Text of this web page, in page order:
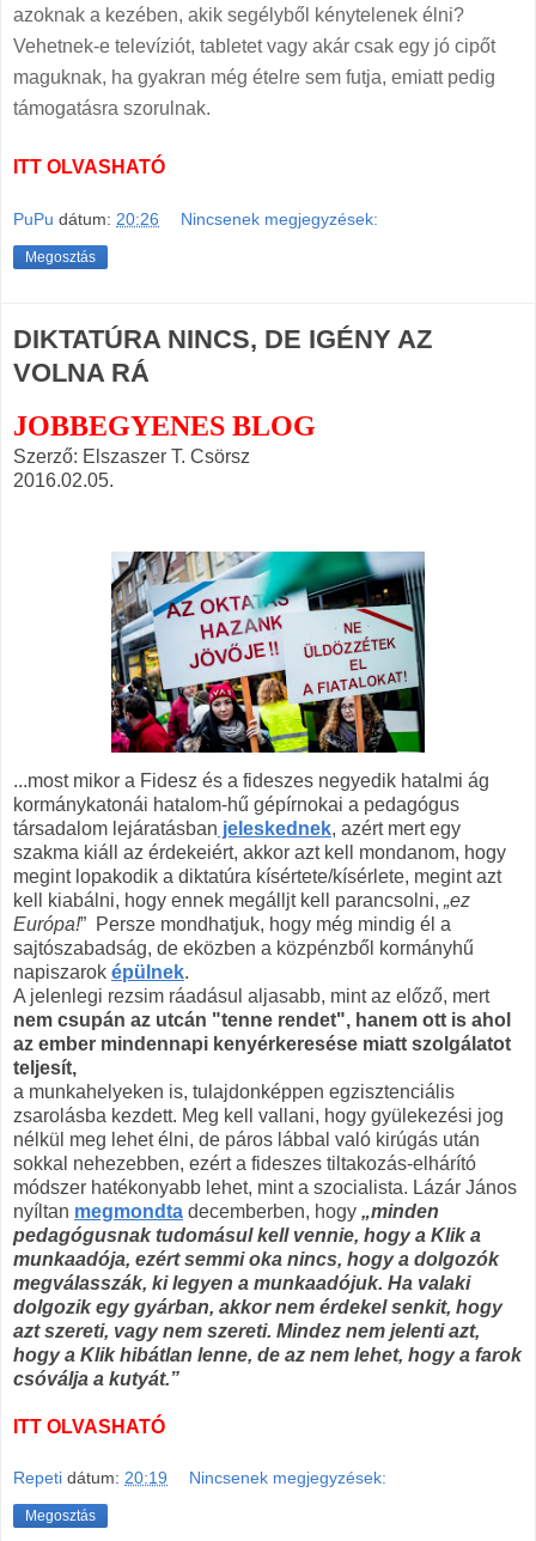
azoknak a kezében, akik segélyből kénytelenek élni?
Vehetnek-e televíziót, tabletet vagy akár csak egy jó cipőt
maguknak, ha gyakran még ételre sem futja, emiatt pedig
támogatásra szorulnak.
ITT OLVASHATÓ
PuPu dátum: 20:26 Nincsenek megjegyzések:
Megosztás
DIKTATÚRA NINCS, DE IGÉNY AZ
VOLNA RÁ
JOBBEGYENES BLOG
Szerző: Elszaszer T. Csörsz
2016.02.05.
...most mikor a Fidesz és a fideszes negyedik hatalmi ág
kormánykatonái hatalom-hű gépírnokai a pedagógus
társadalom lejáratásban jeleskednek, azért mert egy
szakma kiáll az érdekeiért, akkor azt kell mondanom, hogy
megint lopakodik a diktatúra kísértete/kísérlete, megint azt
kell kiabálni, hogy ennek megálljt kell parancsolni, „ez
Európa!” Persze mondhatjuk, hogy még mindig él a
sajtószabadság, de eközben a közpénzből kormányhű
napiszarok épülnek.
A jelenlegi rezsim ráadásul aljasabb, mint az előző, mert
nem csupán az utcán "tenne rendet", hanem ott is ahol
az ember mindennapi kenyérkeresése miatt szolgálatot
teljesít,
a munkahelyeken is, tulajdonképpen egzisztenciális
zsarolásba kezdett. Meg kell vallani, hogy gyülekezési jog
nélkül meg lehet élni, de páros lábbal való kirúgás után
sokkal nehezebben, ezért a fideszes tiltakozás-elhárító
módszer hatékonyabb lehet, mint a szocialista. Lázár János
nyíltan megmondta decemberben, hogy „minden
pedagógusnak tudomásul kell vennie, hogy a Klik a
munkaadója, ezért semmi oka nincs, hogy a dolgozók
megválasszák, ki legyen a munkaadójuk. Ha valaki
dolgozik egy gyárban, akkor nem érdekel senkit, hogy
azt szereti, vagy nem szereti. Mindez nem jelenti azt,
hogy a Klik hibátlan lenne, de az nem lehet, hogy a farok
csóválja a kutyát.”
ITT OLVASHATÓ
Repeti dátum: 20:19 Nincsenek megjegyzések:
Megosztás